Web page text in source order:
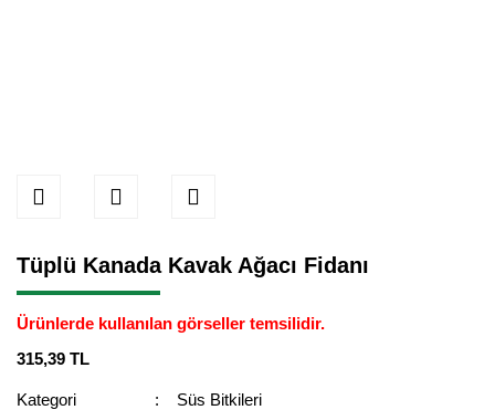
Tüplü Kanada Kavak Ağacı Fidanı
Ürünlerde kullanılan görseller temsilidir.
315,39 TL
Kategori
Süs Bitkileri